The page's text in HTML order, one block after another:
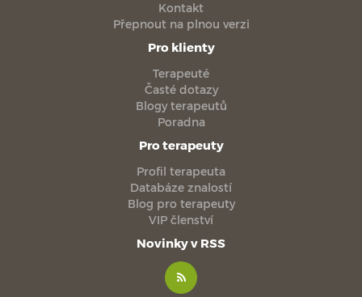
Kontakt
Přepnout na plnou verzi
Pro klienty
Terapeuté
Časté dotazy
Blogy terapeutů
Poradna
Pro terapeuty
Profil terapeuta
Databáze znalostí
Blog pro terapeuty
VIP členství
Novinky v RSS